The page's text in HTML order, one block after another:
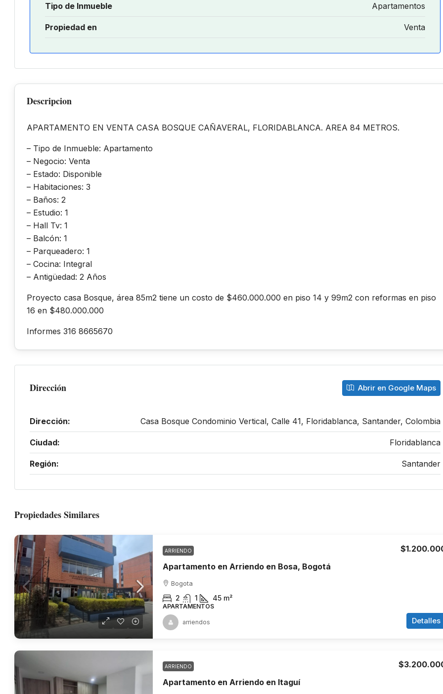
Tipo de Inmueble Apartamentos
Propiedad en Venta
Descripcion
APARTAMENTO EN VENTA CASA BOSQUE CAÑAVERAL, FLORIDABLANCA. AREA 84 METROS.
– Tipo de Inmueble: Apartamento
– Negocio: Venta
– Estado: Disponible
– Habitaciones: 3
– Baños: 2
– Estudio: 1
– Hall Tv: 1
– Balcón: 1
– Parqueadero: 1
– Cocina: Integral
– Antigüedad: 2 Años
Proyecto casa Bosque, área 85m2 tiene un costo de $460.000.000 en piso 14 y 99m2 con reformas en piso
16 en $480.000.000
Informes 316 8665670
Dirección Abrir en Google Maps
Dirección: Casa Bosque Condominio Vertical, Calle 41, Floridablanca, Santander, Colombia
Ciudad: Floridablanca
Región: Santander
Propiedades Similares
ARRIENDO
Apartamento en Arriendo en Bosa, Bogotá
Bogota
2 1 45 m²
APARTAMENTOS
Detalles
arriendos
ARRIENDO
Apartamento en Arriendo en Itaguí